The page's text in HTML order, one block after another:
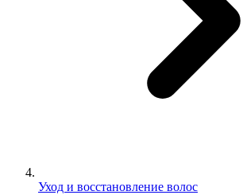
Уход и восстановление волос